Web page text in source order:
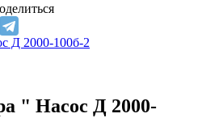
Д 2000-100б-2
" Насос Д 2000-